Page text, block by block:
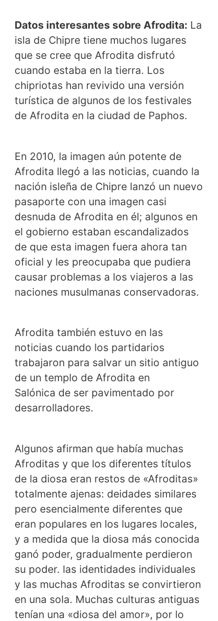
Datos interesantes sobre Afrodita: La
isla de Chipre tiene muchos lugares
que se cree que Afrodita disfrutó
cuando estaba en la tierra. Los
chipriotas han revivido una versión
turística de algunos de los festivales
de Afrodita en la ciudad de Paphos.
En 2010, la imagen aún potente de
Afrodita llegó a las noticias, cuando la
nación isleña de Chipre lanzó un nuevo
pasaporte con una imagen casi
desnuda de Afrodita en él; algunos en
el gobierno estaban escandalizados
de que esta imagen fuera ahora tan
oficial y les preocupaba que pudiera
causar problemas a los viajeros a las
naciones musulmanas conservadoras.
Afrodita también estuvo en las
noticias cuando los partidarios
trabajaron para salvar un sitio antiguo
de un templo de Afrodita en
Salónica de ser pavimentado por
desarrolladores.
Algunos afirman que había muchas
Afroditas y que los diferentes títulos
de la diosa eran restos de «Afroditas»
totalmente ajenas: deidades similares
pero esencialmente diferentes que
eran populares en los lugares locales,
y a medida que la diosa más conocida
ganó poder, gradualmente perdieron
su poder. las identidades individuales
y las muchas Afroditas se convirtieron
en una sola. Muchas culturas antiguas
tenían una «diosa del amor», por lo